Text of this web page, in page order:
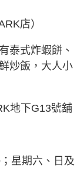
店）
泰式炸蝦餅、
炒飯，大人小
地下G13號舖
星期六、日及